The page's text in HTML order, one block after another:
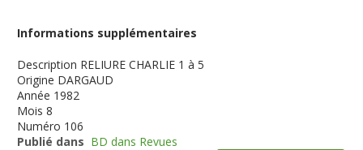
Informations supplémentaires
Description RELIURE CHARLIE 1 à 5
Origine DARGAUD
Année 1982
Mois 8
Numéro 106
Publié dans BD dans Revues